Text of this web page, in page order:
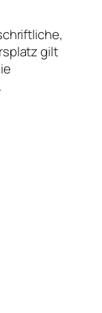
gilt